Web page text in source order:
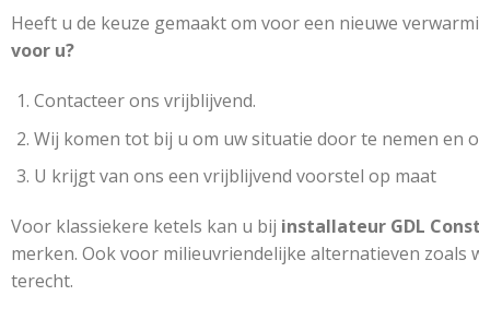
Heeft u de keuze gemaakt om voor een nieuwe
voor u?
Contacteer ons vrijblijvend.
Wij komen tot bij u om uw situatie door te nemen en
U krijgt van ons een vrijblijvend voorstel op maat
Voor klassiekere ketels kan u bij installateur GDL
merken. Ook voor milieuvriendelijke alternatieven
terecht.